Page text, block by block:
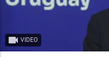
VIDEO